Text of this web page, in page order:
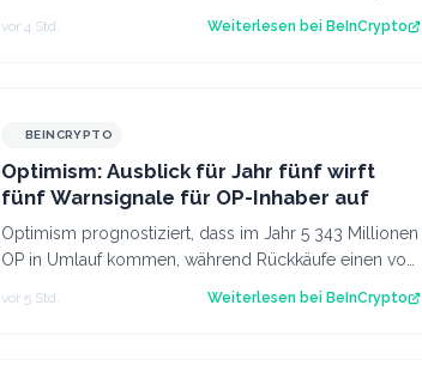
vor 4 Std. Weiterlesen bei BeInCrypto
BEINCRYPTO
Optimism: Ausblick für Jahr fünf wirft
fünf Warnsignale für OP-Inhaber auf
Optimism prognostiziert, dass im Jahr 5 343 Millionen
OP in Umlauf kommen, während Rückkäufe einen von
vor 5 Std. Weiterlesen bei BeInCrypto